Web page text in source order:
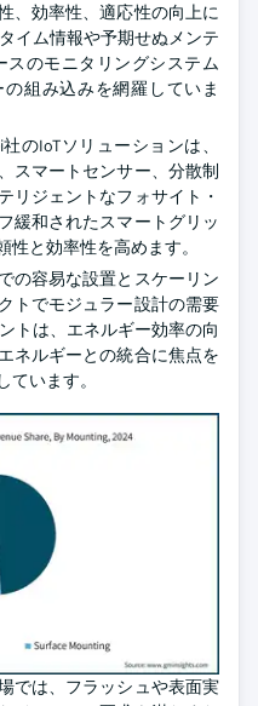
、効率性、適応性の向上に
イム情報や予期せぬメンテ
スのモニタリングシステム
組み込みを網羅していま
のIoTソリューションは、
スマートセンサー、分散制
リジェントなフォサイト・
緩和されたスマートグリッ
性と効率性を高めます。
の容易な設置とスケーリン
トでモジュラー設計の需要
トは、エネルギー効率の向
ネルギーとの統合に焦点を
います。
では、フラッシュや表面実